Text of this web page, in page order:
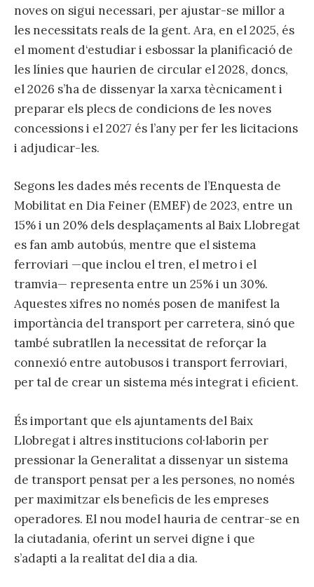
noves on sigui necessari, per ajustar-se millor a
les necessitats reals de la gent. Ara, en el 2025, és
el moment d‘estudiar i esbossar la planificació de
les línies que haurien de circular el 2028, doncs,
el 2026 s’ha de dissenyar la xarxa tècnicament i
preparar els plecs de condicions de les noves
concessions i el 2027 és l’any per fer les licitacions
i adjudicar-les.
Segons les dades més recents de l’Enquesta de
Mobilitat en Dia Feiner (EMEF) de 2023, entre un
15% i un 20% dels desplaçaments al Baix Llobregat
es fan amb autobús, mentre que el sistema
ferroviari —que inclou el tren, el metro i el
tramvia— representa entre un 25% i un 30%.
Aquestes xifres no només posen de manifest la
importància del transport per carretera, sinó que
també subratllen la necessitat de reforçar la
connexió entre autobusos i transport ferroviari,
per tal de crear un sistema més integrat i eficient.
És important que els ajuntaments del Baix
Llobregat i altres institucions col·laborin per
pressionar la Generalitat a dissenyar un sistema
de transport pensat per a les persones, no només
per maximitzar els beneficis de les empreses
operadores. El nou model hauria de centrar-se en
la ciutadania, oferint un servei digne i que
s’adapti a la realitat del dia a dia.